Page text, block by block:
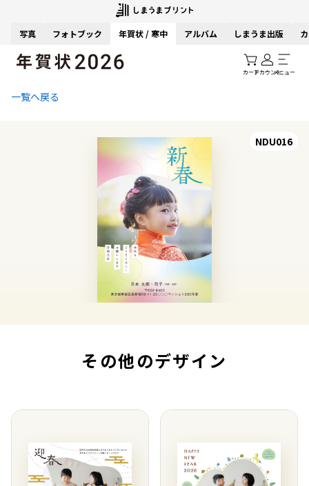
写真 フォトブック 年賀状 / 寒中 アルバム しまうま出版
カートアカウントメニュー
一覧へ戻る
NDU016
その他のデザイン